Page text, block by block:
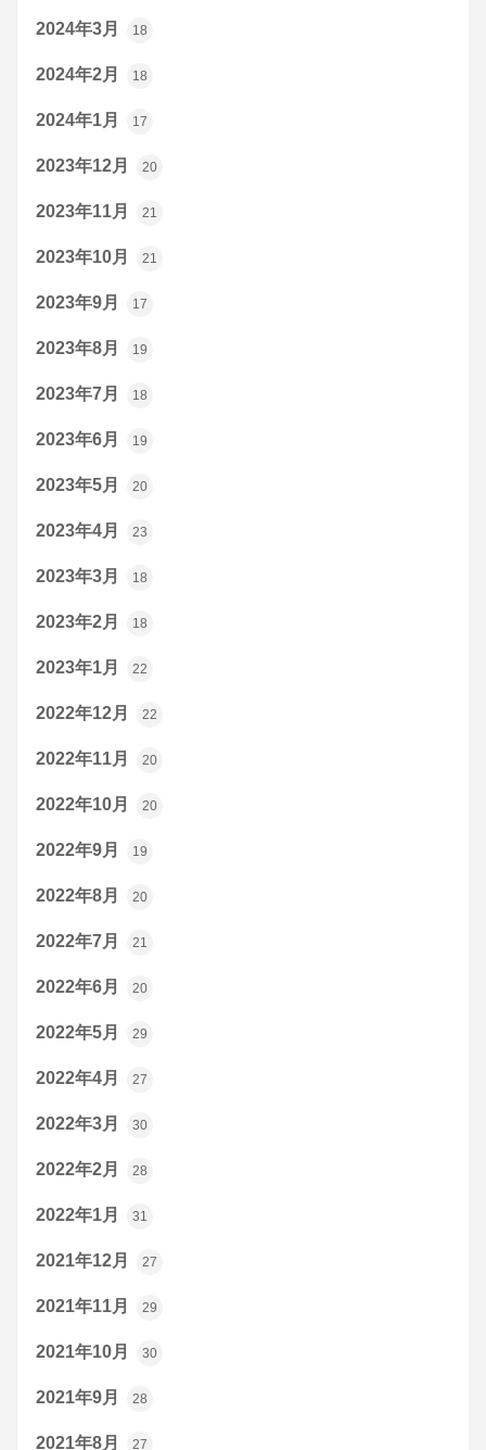
2024年3月 18
2024年2月 18
2024年1月 17
2023年12月 20
2023年11月 21
2023年10月 21
2023年9月 17
2023年8月 19
2023年7月 18
2023年6月 19
2023年5月 20
2023年4月 23
2023年3月 18
2023年2月 18
2023年1月 22
2022年12月 22
2022年11月 20
2022年10月 20
2022年9月 19
2022年8月 20
2022年7月 21
2022年6月 20
2022年5月 29
2022年4月 27
2022年3月 30
2022年2月 28
2022年1月 31
2021年12月 27
2021年11月 29
2021年10月 30
2021年9月 28
2021年8月 27